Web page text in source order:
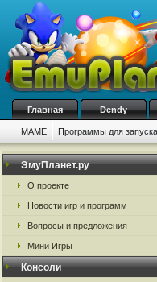
Главная Dendy
MAME Программы для
ЭмуПланет.ру
О проекте
Новости игр и программ
Вопросы и предложения
Мини Игры
Консоли